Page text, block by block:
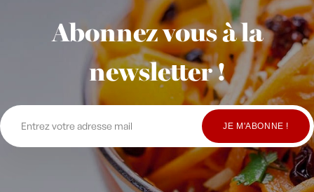
Abonnez vous à la
newsletter !